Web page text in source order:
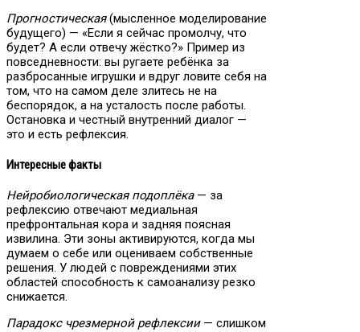
Прогностическая(мысленное моделирование
будущего) — «Если я сейчас промолчу, что
будет? А если отвечу жёстко?» Пример из
повседневности: вы ругаете ребёнка за
разбросанные игрушки и вдруг ловите себя на
том, что на самом деле злитесь не на
беспорядок, а на усталость после работы.
Остановка и честный внутренний диалог —
это и есть рефлексия.
Интересные факты
Нейробиологическая подоплёка— за
рефлексию отвечают медиальная
префронтальная кора и задняя поясная
извилина. Эти зоны активируются, когда мы
думаем о себе или оцениваем собственные
решения. У людей с повреждениями этих
областей способность к самоанализу резко
снижается.
Парадокс чрезмерной рефлексии— слишком